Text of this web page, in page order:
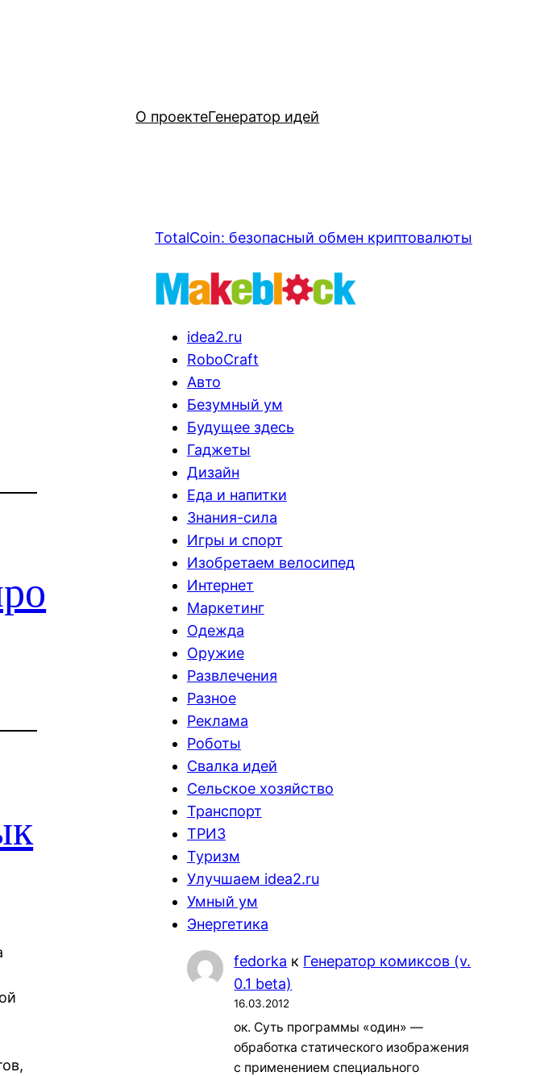
О проектеГенератор идей
TotalCoin: безопасный обмен криптовалюты
idea2.ru
RoboCraft
Авто
Безумный ум
Будущее здесь
Гаджеты
Дизайн
Еда и напитки
Знания-сила
Игры и спорт
Изобретаем велосипед
Интернет
Маркетинг
Одежда
Оружие
Развлечения
Разное
Реклама
Роботы
Свалка идей
Сельское хозяйство
Транспорт
ТРИЗ
Туризм
Улучшаем idea2.ru
Умный ум
Энергетика
fedorka к Генератор комиксов (v.
0.1 beta)
16.03.2012
ок. Суть программы «один» —
обработка статического изображения
с применением специального